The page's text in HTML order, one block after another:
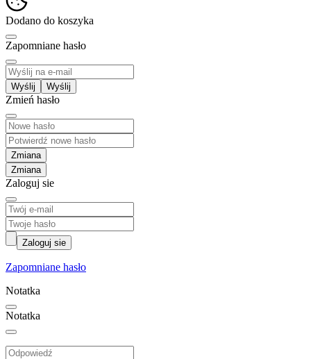
Dodano do koszyka
Zapomniane hasło
Wyślij
Zmień hasło
Zmiana
Zaloguj sie
Zaloguj sie
Zapomniane hasło
Notatka
Notatka